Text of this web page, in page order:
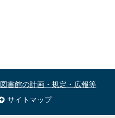
図書館の計画・規定・広報等
サイトマップ